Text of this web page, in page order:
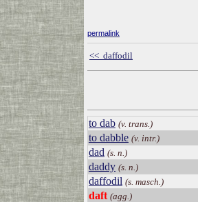
permalink
<< daffodil
to dab (v. trans.)
to dabble (v. intr.)
dad (s. n.)
daddy (s. n.)
daffodil (s. masch.)
daft (agg.)